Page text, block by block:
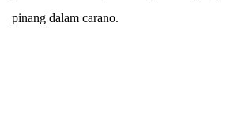
pinang dalam carano.